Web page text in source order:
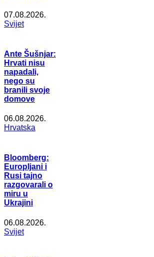
07.08.2026.
Svijet
Ante Šušnjar:
Hrvati nisu
napadali,
nego su
branili svoje
domove
06.08.2026.
Hrvatska
Bloomberg:
Europljani i
Rusi tajno
razgovarali o
miru u
Ukrajini
06.08.2026.
Svijet